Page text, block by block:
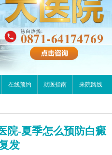
在线预约 就医指南 来院路线
院-夏季怎么预防白癜
发